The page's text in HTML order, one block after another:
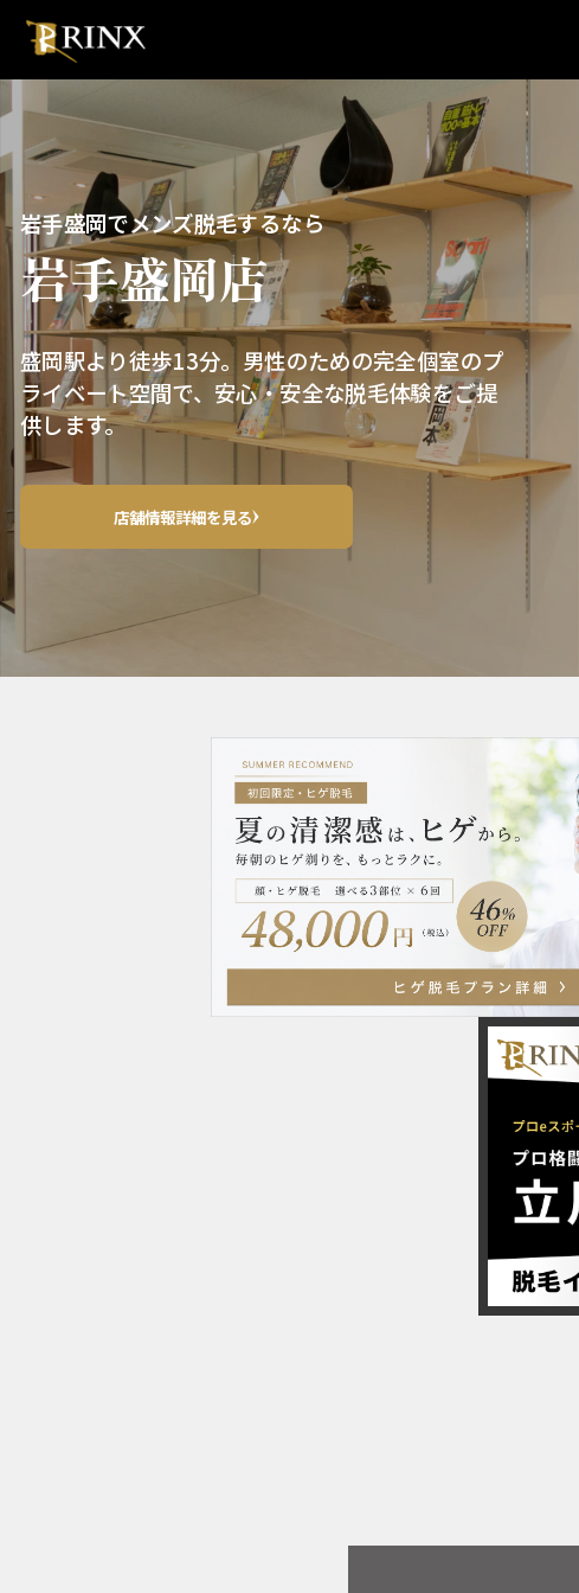
岩手盛岡でメンズ脱毛するなら
岩手盛岡店
盛岡駅より徒歩13分。男性のための完全個室のプ
ライベート空間で、安心・安全な脱毛体験をご提
供します。
店舗情報詳細を見る